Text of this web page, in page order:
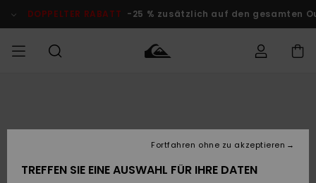
Produktinformation
DOPPELTER RABATT -25 % zusätzlich auf den gesamten
Accessoires
Accessoires
FRAUEN
Brandneu
Kinder
Snow Shop
Kinder
KINDER
TREFFEN SIE EINE AUSWAHL FÜR IHRE DATEN
Fortfahren ohne zu akzeptieren